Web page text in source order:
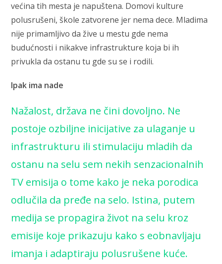
većina tih mesta je napuštena. Domovi kulture
polusrušeni, škole zatvorene jer nema dece. Mladima
nije primamljivo da žive u mestu gde nema
budućnosti i nikakve infrastrukture koja bi ih
privukla da ostanu tu gde su se i rodili.
Ipak ima nade
Nažalost, država ne čini dovoljno. Ne
postoje ozbiljne inicijative za ulaganje u
infrastrukturu ili stimulaciju mladih da
ostanu na selu sem nekih senzacionalnih
TV emisija o tome kako je neka porodica
odlučila da pređe na selo. Istina, putem
medija se propagira život na selu kroz
emisije koje prikazuju kako s eobnavljaju
imanja i adaptiraju polusrušene kuće.